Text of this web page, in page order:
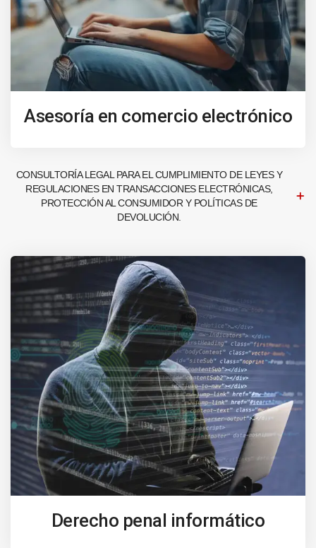
Asesoría en comercio electrónico
CONSULTORÍA LEGAL PARA EL CUMPLIMIENTO DE LEYES Y
REGULACIONES EN TRANSACCIONES ELECTRÓNICAS,
PROTECCIÓN AL CONSUMIDOR Y POLÍTICAS DE
DEVOLUCIÓN.
Derecho penal informático